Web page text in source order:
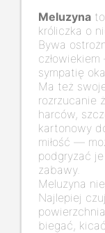
Meluzyna
króliczka o
Bywa
sympatię
Ma też
rozrzucanie
harców,
kartonowy
miłość —
podgryzać
zabawy.
Meluzyna
Najlepiej
biegać,